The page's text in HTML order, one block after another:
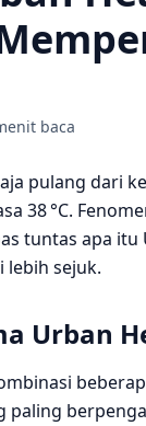
baca
pulang dari
38 °C.
tuntas apa itu
lebih sejuk.
Urban
paling